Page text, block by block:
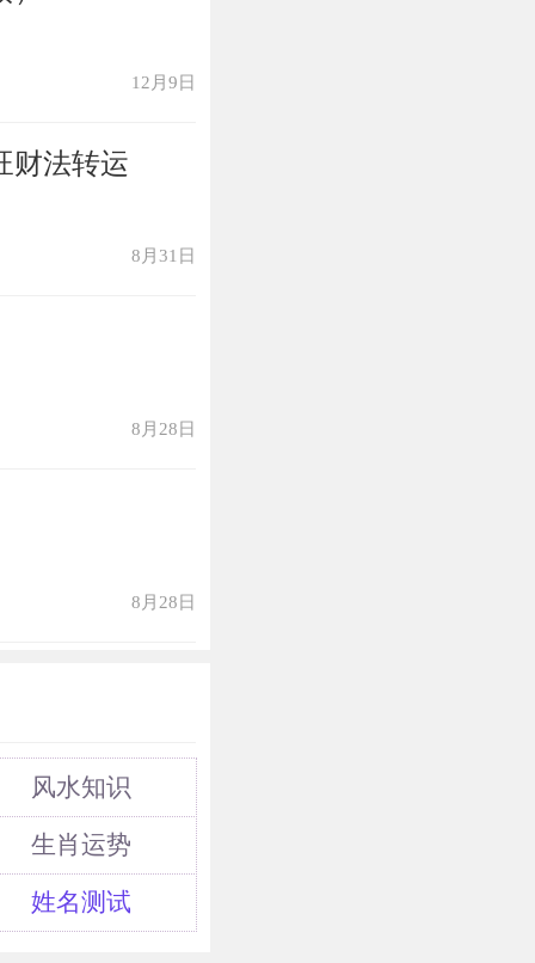
是许多问题
得借出去的钱
12月9日
财法转运
8月31日
8月28日
8月28日
风水知识
生肖运势
姓名测试